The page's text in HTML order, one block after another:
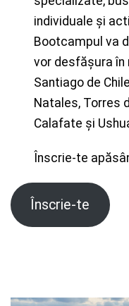
individuale și
Bootcampul va
vor desfășura
Santiago de
Natales, Torres
Calafate și
Înscrie-te
Înscrie-te